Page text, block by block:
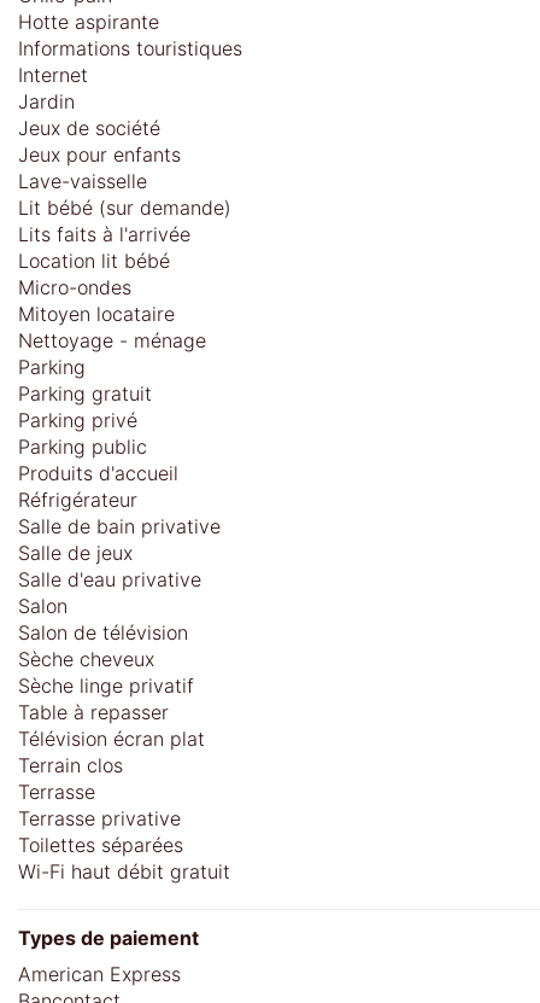
Hotte aspirante
Informations touristiques
Internet
Jardin
Jeux de société
Jeux pour enfants
Lave-vaisselle
Lit bébé (sur demande)
Lits faits à l'arrivée
Location lit bébé
Micro-ondes
Mitoyen locataire
Nettoyage - ménage
Parking
Parking gratuit
Parking privé
Parking public
Produits d'accueil
Réfrigérateur
Salle de bain privative
Salle de jeux
Salle d'eau privative
Salon
Salon de télévision
Sèche cheveux
Sèche linge privatif
Table à repasser
Télévision écran plat
Terrain clos
Terrasse
Terrasse privative
Toilettes séparées
Wi-Fi haut débit gratuit
Types de paiement
American Express